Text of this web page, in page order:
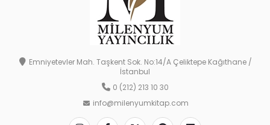
Emniyetevler Mah. Taşkent Sok. No:14/A Çeliktepe Kağıthane /
İstanbul
0 (212) 213 10 30
info@milenyumkitap.com